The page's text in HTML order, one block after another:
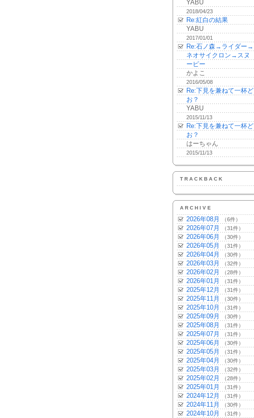
YABU
2018/04/23
Re:紅白の結果
YABU
2017/01/01
Re:石ノ森→ライダー→
ネオサイクロン→スヌ
ーピー
かよこ
2016/05/08
Re:下見を兼ねて一杯ど
お？
YABU
2015/11/13
Re:下見を兼ねて一杯ど
お？
はーちゃん
2015/11/13
TRACKBACK
ARCHIVE
2026年08月 （6件）
2026年07月 （31件）
2026年06月 （30件）
2026年05月 （31件）
2026年04月 （30件）
2026年03月 （32件）
2026年02月 （28件）
2026年01月 （31件）
2025年12月 （31件）
2025年11月 （30件）
2025年10月 （31件）
2025年09月 （30件）
2025年08月 （31件）
2025年07月 （31件）
2025年06月 （30件）
2025年05月 （31件）
2025年04月 （30件）
2025年03月 （32件）
2025年02月 （28件）
2025年01月 （31件）
2024年12月 （31件）
2024年11月 （30件）
2024年10月 （31件）